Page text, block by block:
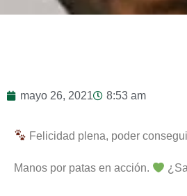
mayo 26, 2021 8:53 am
Felicidad plena, poder
Manos por patas en acción.